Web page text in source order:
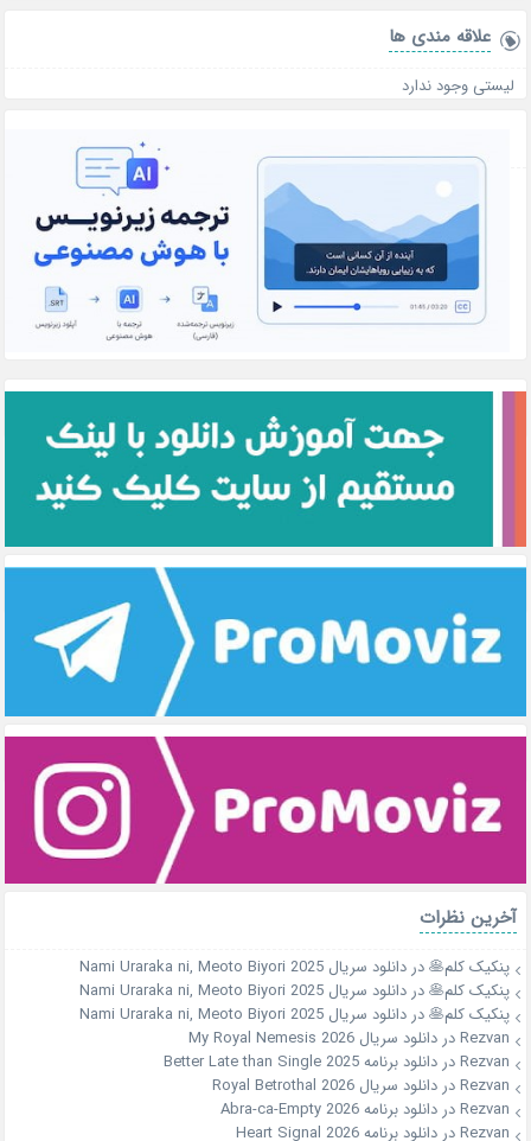
علاقه‌ مندی ها
لیستی وجود ندارد
آخرین نظرات
پنکیک کلم🥞دردانلود سریال Nami Uraraka ni, Meoto Biyori 2025
پنکیک کلم🥞دردانلود سریال Nami Uraraka ni, Meoto Biyori 2025
پنکیک کلم🥞دردانلود سریال Nami Uraraka ni, Meoto Biyori 2025
Rezvanدردانلود سریال My Royal Nemesis 2026
Rezvanدردانلود برنامه Better Late than Single 2025
Rezvanدردانلود سریال Royal Betrothal 2026
Rezvanدردانلود برنامه Abra-ca-Empty 2026
Rezvanدردانلود برنامه Heart Signal 2026